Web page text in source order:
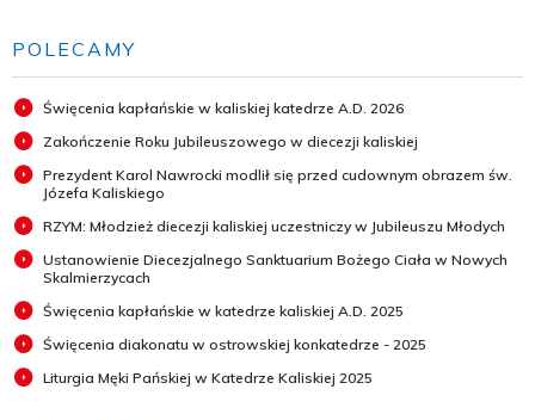
POLECAMY
Święcenia kapłańskie w kaliskiej katedrze A.D. 2026
Zakończenie Roku Jubileuszowego w diecezji kaliskiej
Prezydent Karol Nawrocki modlił się przed cudownym obrazem św.
Józefa Kaliskiego
RZYM: Młodzież diecezji kaliskiej uczestniczy w Jubileuszu Młodych
Ustanowienie Diecezjalnego Sanktuarium Bożego Ciała w Nowych
Skalmierzycach
Święcenia kapłańskie w katedrze kaliskiej A.D. 2025
Święcenia diakonatu w ostrowskiej konkatedrze - 2025
Liturgia Męki Pańskiej w Katedrze Kaliskiej 2025